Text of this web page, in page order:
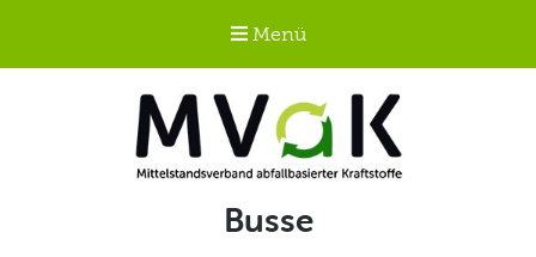
Menü
Mittelstandsverband
abfallbasierter
Schlagwort:
Busse